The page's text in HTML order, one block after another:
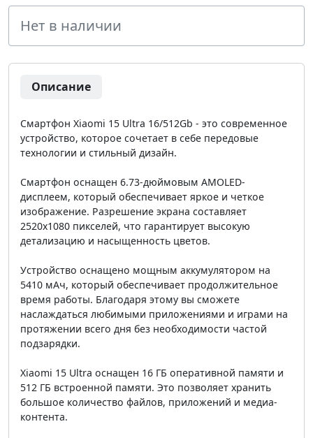
Нет в наличии
Описание
Смартфон Xiaomi 15 Ultra 16/512Gb - это современное
устройство, которое сочетает в себе передовые
технологии и стильный дизайн.
Смартфон оснащен 6.73-дюймовым AMOLED-
дисплеем, который обеспечивает яркое и четкое
изображение. Разрешение экрана составляет
2520x1080 пикселей, что гарантирует высокую
детализацию и насыщенность цветов.
Устройство оснащено мощным аккумулятором на
5410 мАч, который обеспечивает продолжительное
время работы. Благодаря этому вы сможете
наслаждаться любимыми приложениями и играми на
протяжении всего дня без необходимости частой
подзарядки.
Xiaomi 15 Ultra оснащен 16 ГБ оперативной памяти и
512 ГБ встроенной памяти. Это позволяет хранить
большое количество файлов, приложений и медиа-
контента.